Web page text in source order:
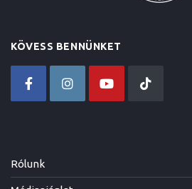
KÖVESS BENNÜNKET
Rólunk